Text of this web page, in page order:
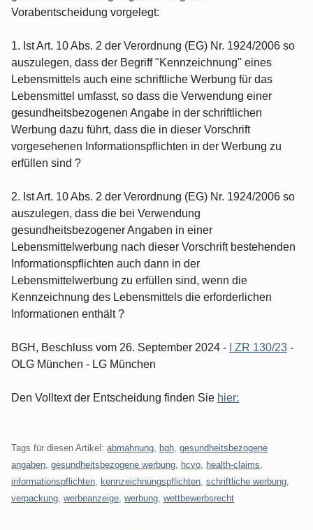
Vorabentscheidung vorgelegt:
1. Ist Art. 10 Abs. 2 der Verordnung (EG) Nr. 1924/2006 so
auszulegen, dass der Begriff "Kennzeichnung" eines
Lebensmittels auch eine schriftliche Werbung für das
Lebensmittel umfasst, so dass die Verwendung einer
gesundheitsbezogenen Angabe in der schriftlichen
Werbung dazu führt, dass die in dieser Vorschrift
vorgesehenen Informationspflichten in der Werbung zu
erfüllen sind ?
2. Ist Art. 10 Abs. 2 der Verordnung (EG) Nr. 1924/2006 so
auszulegen, dass die bei Verwendung
gesundheitsbezogener Angaben in einer
Lebensmittelwerbung nach dieser Vorschrift bestehenden
Informationspflichten auch dann in der
Lebensmittelwerbung zu erfüllen sind, wenn die
Kennzeichnung des Lebensmittels die erforderlichen
Informationen enthält ?
BGH, Beschluss vom 26. September 2024 - I ZR 130/23 -
OLG München - LG München
Den Volltext der Entscheidung finden Sie hier:
Tags für diesen Artikel: abmahnung bgh gesundheitsbezogene
angaben gesundheitsbezogene werbung hcvo health-claims
informationspflichten
kennzeichnungspflichten schriftliche werbung
verpackung werbeanzeige werbung wettbewerbsrecht